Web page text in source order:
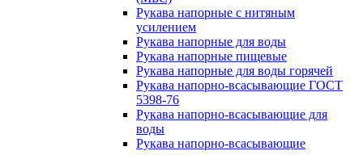
Рукава напорные с нитяным
усилением
Рукава напорные для воды
Рукава напорные пищевые
Рукава напорные для воды горячей
Рукава напорно-всасывающие ГОСТ
5398-76
Рукава напорно-всасывающие для
воды
Рукава напорно-всасывающие